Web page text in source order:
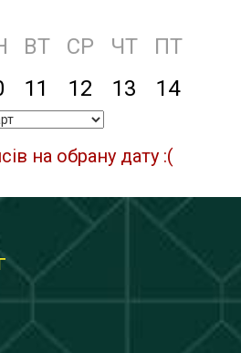
ВТ СР ЧТ
ПТ
11 12 13 14
на обрану дату :(